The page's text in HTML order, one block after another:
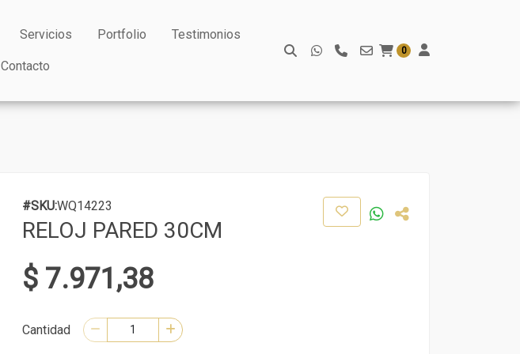
Servicios Portfolio Testimonios
Contacto
0
#SKU:WQ14223
RELOJ PARED 30CM
$ 7.971,38
Cantidad